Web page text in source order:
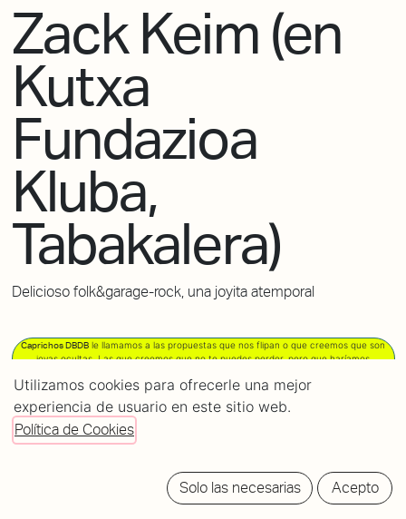
Zack Keim (en
Kutxa
Fundazioa
Kluba,
Tabakalera)
Delicioso folk&garage-rock, una joyita atemporal
Caprichos DBDB le llamamos a las propuestas que nos flipan o que creemos que son
joyas ocultas. Las que creemos que no te puedes perder, pero que haríamos
POWERED
Utilizamos cookies para ofrecerle una mejor
experiencia de usuario en este sitio web.
Política de Cookies
Solo las necesarias Acepto